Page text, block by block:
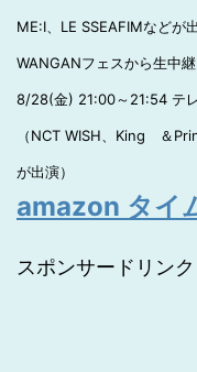
ME:I、LE SSEAFIMなどが
WANGANフェスから生中継
8/28(金) 21:00～21:54 テ
（NCT WISH、King ＆
が出演）
amazon タイ
スポンサードリンク